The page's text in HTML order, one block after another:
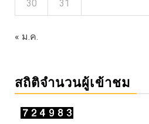
30 31
« ม.ค.
สถิติจำนวนผู้เข้าชม